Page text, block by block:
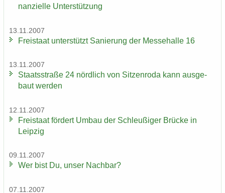
nan­zi­el­le Un­ter­stüt­zung
13.11.2007
Frei­staat un­ter­stützt Sa­nie­rung der Mes­se­hal­le 16
13.11.2007
Staats­stra­ße 24 nörd­lich von Sit­zen­ro­da kann aus­ge­
baut wer­den
12.11.2007
Frei­staat för­dert Umbau der Schleu­ßi­ger Brü­cke in
Leip­zig
09.11.2007
Wer bist Du, unser Nach­bar?
07.11.2007